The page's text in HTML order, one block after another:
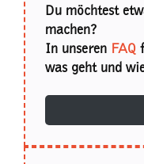
Du möchtest
machen?
In unseren FAQ
was geht und